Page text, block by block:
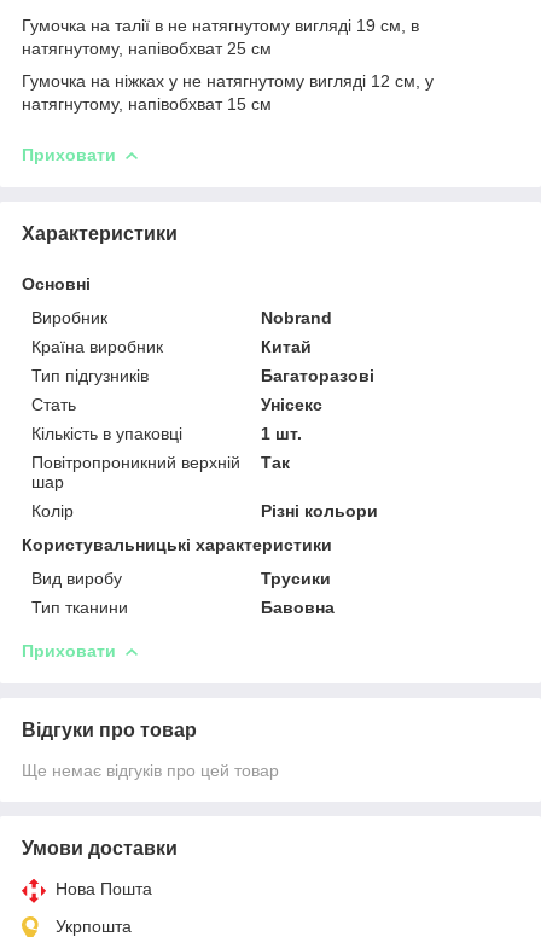
Гумочка на талії в не натягнутому вигляді 19 см, в
натягнутому, напівобхват 25 см
Гумочка на ніжках у не натягнутому вигляді 12 см, у
натягнутому, напівобхват 15 см
Приховати
Характеристики
Основні
Виробник
Nobrand
Країна виробник
Китай
Тип підгузників
Багаторазові
Стать
Унісекс
Кількість в упаковці
1 шт.
Повітропроникний верхній
шар
Так
Колір
Різні кольори
Користувальницькі характеристики
Вид виробу
Трусики
Тип тканини
Бавовна
Приховати
Відгуки про товар
Ще немає відгуків про цей товар
Умови доставки
Нова Пошта
Укрпошта